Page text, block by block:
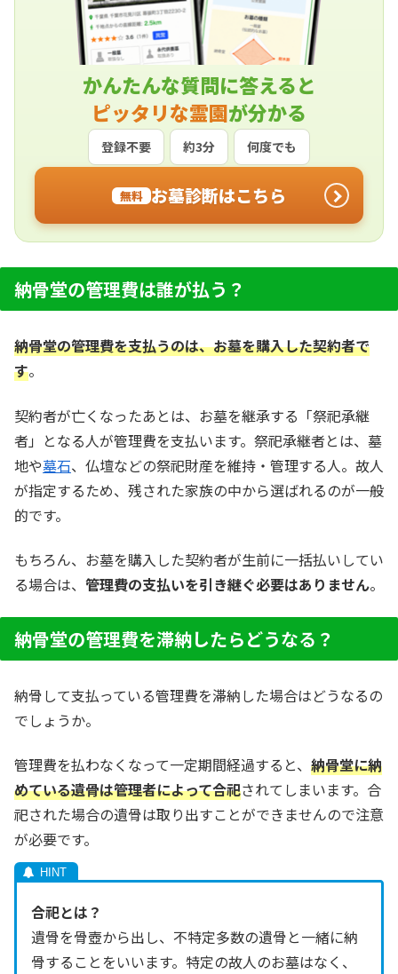
かんたんな質問に答えると
ピッタリな霊園が分かる
登録不要 約3分 何度でも
無料 お墓診断はこちら
納骨堂の管理費は誰が払う？
納骨堂の管理費を支払うのは、お墓を購入した契約者で
す。
契約者が亡くなったあとは、お墓を継承する「祭祀承継
者」となる人が管理費を支払います。祭祀承継者とは、墓
地や墓石、仏壇などの祭祀財産を維持・管理する人。故人
が指定するため、残された家族の中から選ばれるのが一般
的です。
もちろん、お墓を購入した契約者が生前に一括払いしてい
る場合は、 管理費の支払いを引き継ぐ必要はありません。
納骨堂の管理費を滞納したらどうなる？
納骨して支払っている管理費を滞納した場合はどうなるの
でしょうか。
管理費を払わなくなって一定期間経過すると、 納骨堂に納
めている遺骨は管理者によって合祀されてしまいます。合
祀された場合の遺骨は取り出すことができませんので注意
が必要です。
合祀とは？
遺骨を骨壺から出し、不特定多数の遺骨と一緒に納
骨することをいいます。特定の故人のお墓はなく、